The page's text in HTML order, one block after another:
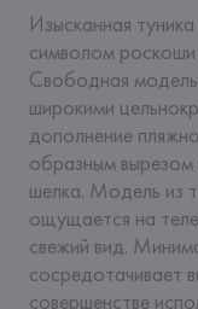
Изысканная
символом роскоши
Свободная
широкими
дополнение
образным вырезом
шелка. Модель из
ощущается на
свежий вид.
сосредотачивает
совершенстве